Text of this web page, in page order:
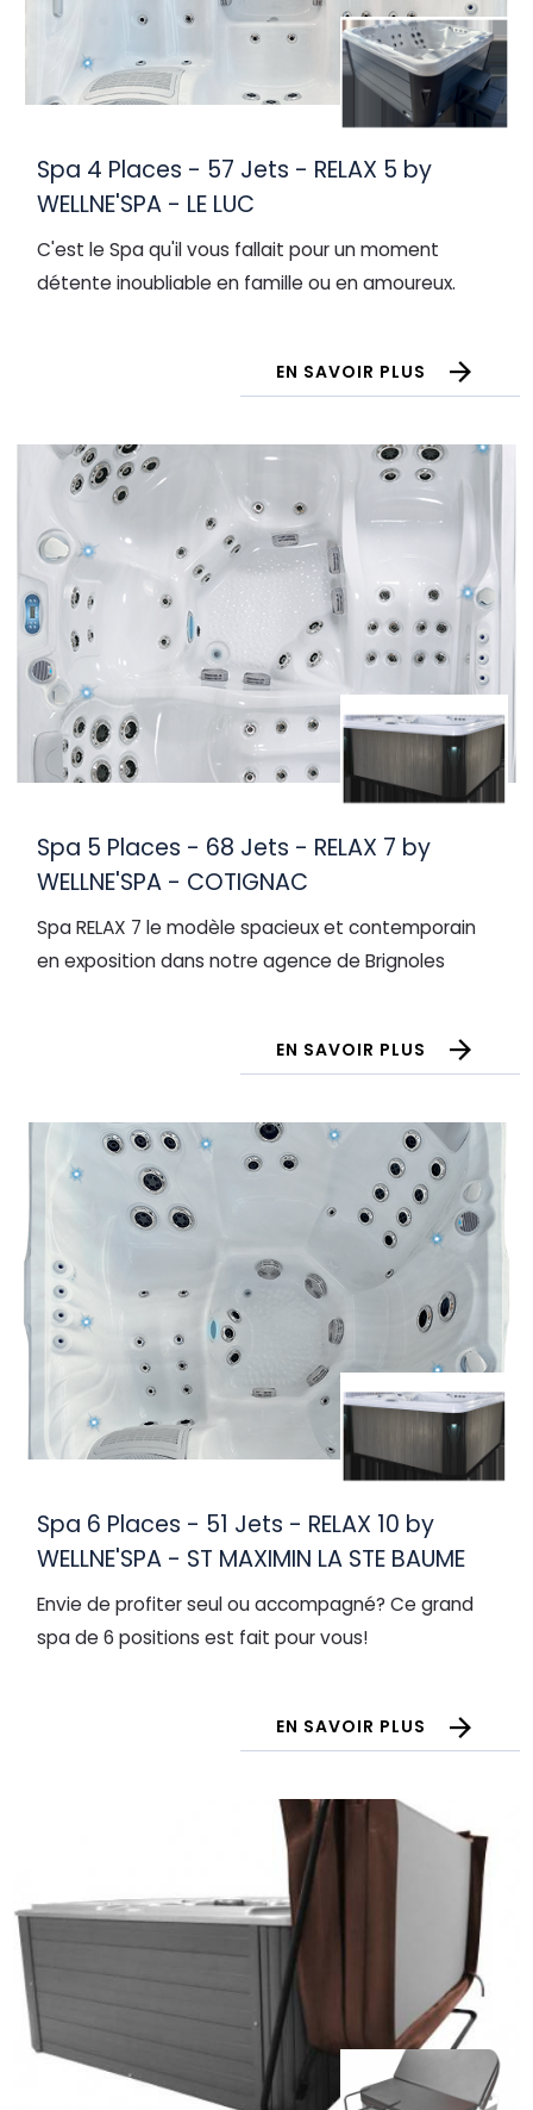
Spa 4 Places - 57 Jets - RELAX 5 by
WELLNE'SPA - LE LUC
C'est le Spa qu'il vous fallait pour un moment
détente inoubliable en famille ou en amoureux.
EN SAVOIR PLUS
Spa 5 Places - 68 Jets - RELAX 7 by
WELLNE'SPA - COTIGNAC
Spa RELAX 7 le modèle spacieux et contemporain
en exposition dans notre agence de Brignoles
EN SAVOIR PLUS
Spa 6 Places - 51 Jets - RELAX 10 by
WELLNE'SPA - ST MAXIMIN LA STE BAUME
Envie de profiter seul ou accompagné? Ce grand
spa de 6 positions est fait pour vous!
EN SAVOIR PLUS